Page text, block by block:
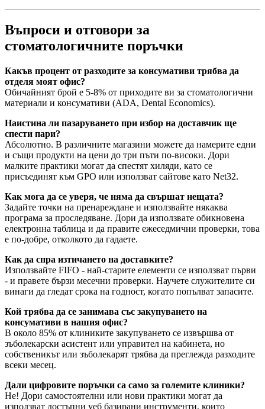
Въпроси и отговори за
стоматологичните поръчки
Какъв процент от разходите за консумативи трябва да
отделя моят офис?
Обичайният брой е 5-8% от приходите ви за стоматологични
материали и консумативи (ADA, Dental Economics).
Наистина ли пазаруването при избор на доставчик ще
спести пари?
Абсолютно. В различните магазини можете да намерите едни
и същи продукти на цени до три пъти по-високи. Дори
малките практики могат да спестят хиляди, като се
присъединят към GPO или използват сайтове като Net32.
Как мога да се уверя, че няма да свършат нещата?
Задайте точки на пренареждане и използвайте някаква
програма за проследяване. Дори да използвате обикновена
електронна таблица и да правите ежеседмични проверки, това
е по-добре, отколкото да гадаете.
Как да спра изтичането на доставките?
Използвайте FIFO - най-старите елементи се използват първи
- и правете бързи месечни проверки. Научете служителите си
винаги да гледат срока на годност, когато попълват запасите.
Кой трябва да се занимава със закупуването на
консумативи в нашия офис?
В около 85% от клиниките закупуването се извършва от
зъболекарски асистент или управител на кабинета, но
собственикът или зъболекарят трябва да преглежда разходите
всеки месец.
Дали цифровите поръчки са само за големите клиники?
Не! Дори самостоятелни или нови практики могат да
използват достъпни уеб базирани инструменти, които